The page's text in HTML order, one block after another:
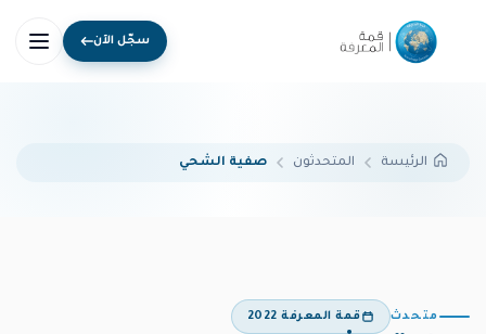
سجّل الآن
الرئيسة المتحدثون صفية الشحي
متحدث قمة المعرفة 2022